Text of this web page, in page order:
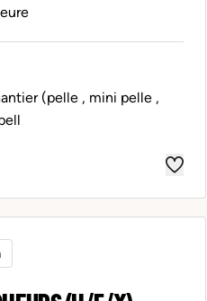
(pelle , mini pelle ,